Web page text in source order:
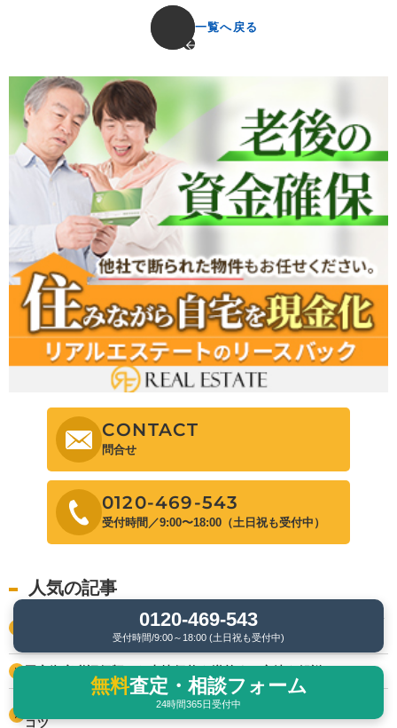
一覧へ戻る
CONTACT
問合せ
0120-469-543
受付時間／9:00〜18:00（土日祝も受付中）
人気の記事
税金が高すぎて払えない場合の対処法は？利用できる支援制度を
マンションを買ってはいけないエリア5選！後悔しない選び方の
コツ
0120-469-543
受付時間/9:00～18:00 (土日祝も受付中)
無料査定・相談フォーム
24時間365日受付中